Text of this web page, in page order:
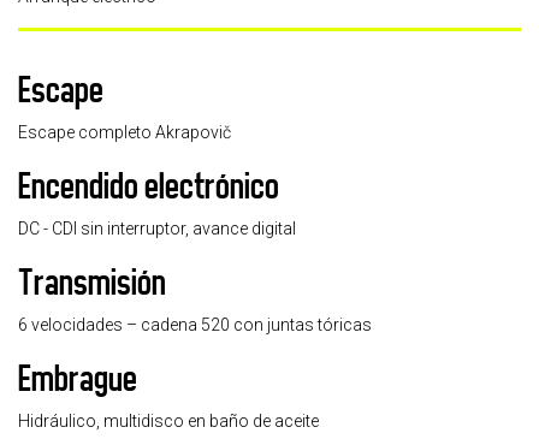
Escape
Escape completo Akrapovič
Encendido electrónico
DC - CDI sin interruptor, avance digital
Transmisión
6 velocidades – cadena 520 con juntas tóricas
Embrague
Hidráulico, multidisco en baño de aceite